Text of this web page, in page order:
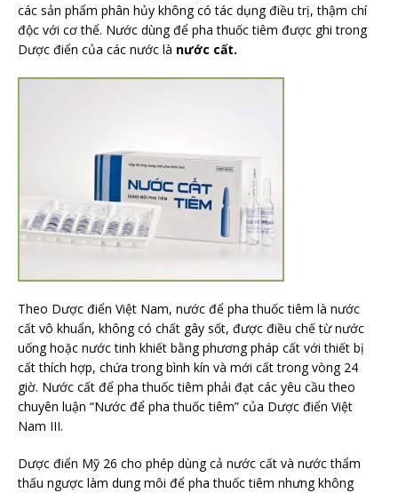
các sản phẩm phân hủy không có tác dụng điều trị, thậm chí
độc với cơ thể. Nước dùng để pha thuốc tiêm được ghi trong
Dược điển của các nước là nước cất.
Theo Dược điển Việt Nam, nước để pha thuốc tiêm là nước
cất vô khuẩn, không có chất gây sốt, được điều chế từ nước
uống hoặc nước tinh khiết bằng phương pháp cất với thiết bị
cất thích hợp, chứa trong bình kín và mới cất trong vòng 24
giờ. Nước cất để pha thuốc tiêm phải đạt các yêu cầu theo
chuyên luận “Nước để pha thuốc tiêm” của Dược điển Việt
Nam III.
Dược điển Mỹ 26 cho phép dùng cả nước cất và nước thẩm
thấu ngược làm dung môi để pha thuốc tiêm nhưng không